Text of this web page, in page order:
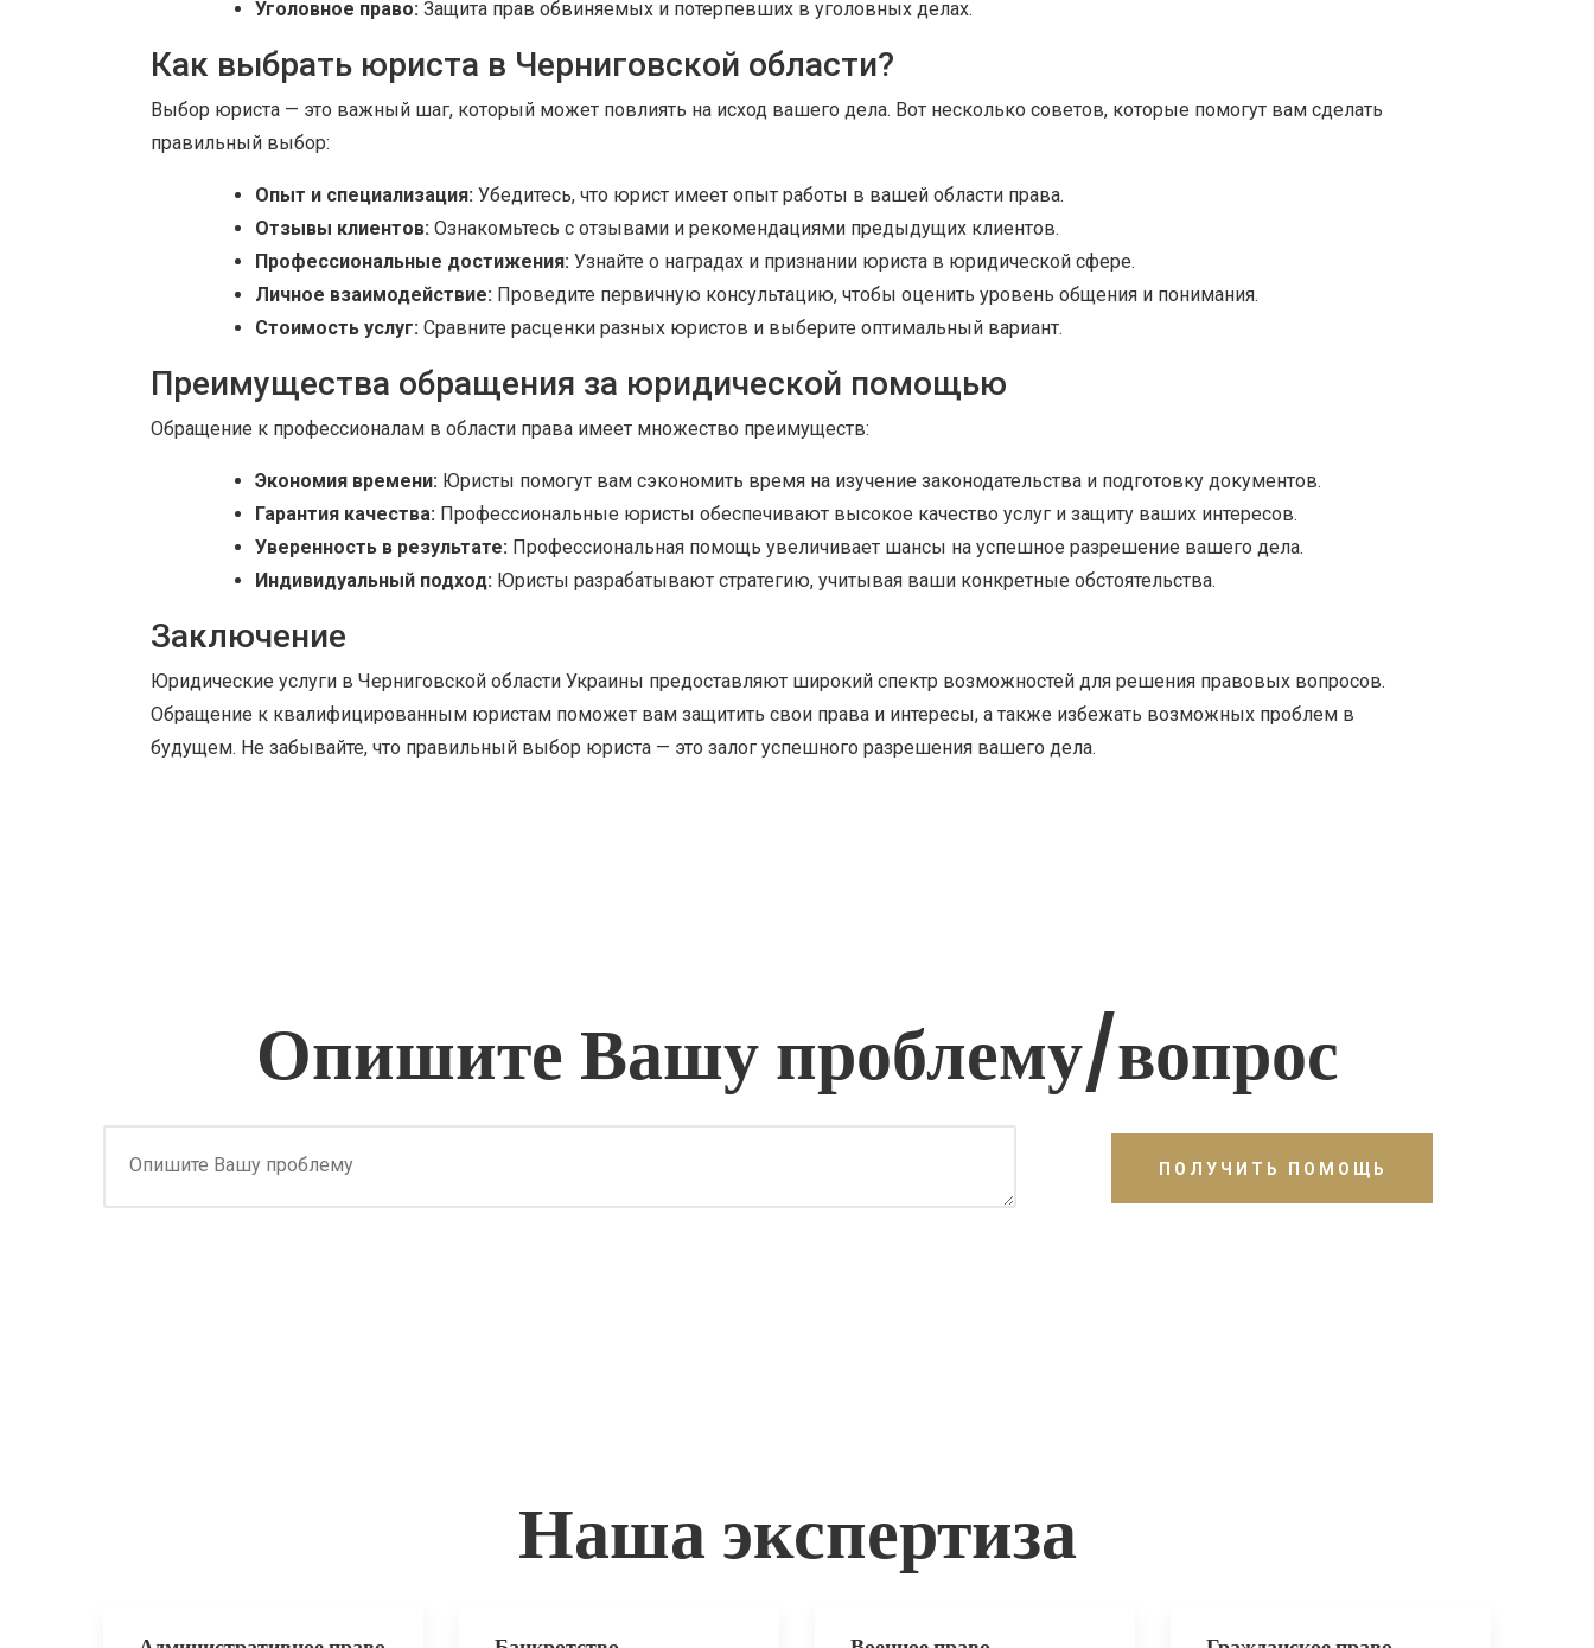
Уголовное право: Защита прав обвиняемых и потерпевших в уголовных делах.
Как выбрать юриста в Черниговской области?
Выбор юриста — это важный шаг, который может повлиять на исход вашего дела. Вот несколько советов, которые помогут вам сделать
правильный выбор:
Опыт и специализация: Убедитесь, что юрист имеет опыт работы в вашей области права.
Отзывы клиентов: Ознакомьтесь с отзывами и рекомендациями предыдущих клиентов.
Профессиональные достижения: Узнайте о наградах и признании юриста в юридической сфере.
Личное взаимодействие: Проведите первичную консультацию, чтобы оценить уровень общения и понимания.
Стоимость услуг: Сравните расценки разных юристов и выберите оптимальный вариант.
Преимущества обращения за юридической помощью
Обращение к профессионалам в области права имеет множество преимуществ:
Экономия времени: Юристы помогут вам сэкономить время на изучение законодательства и подготовку документов.
Гарантия качества: Профессиональные юристы обеспечивают высокое качество услуг и защиту ваших интересов.
Уверенность в результате: Профессиональная помощь увеличивает шансы на успешное разрешение вашего дела.
Индивидуальный подход: Юристы разрабатывают стратегию, учитывая ваши конкретные обстоятельства.
Заключение
Юридические услуги в Черниговской области Украины предоставляют широкий спектр возможностей для решения правовых вопросов.
Обращение к квалифицированным юристам поможет вам защитить свои права и интересы, а также избежать возможных проблем в
будущем. Не забывайте, что правильный выбор юриста — это залог успешного разрешения вашего дела.
Опишите Вашу проблему/вопрос
ПОЛУЧИТЬ ПОМОЩЬ
Наша экспертиза